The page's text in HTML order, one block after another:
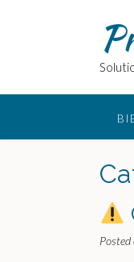
Posted